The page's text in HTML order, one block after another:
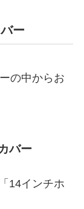
ー
の中からお
バー
14インチホ